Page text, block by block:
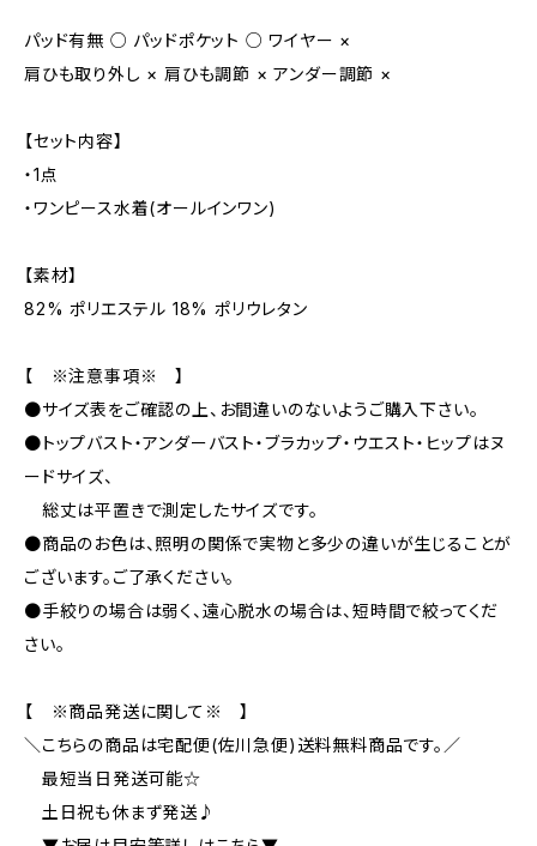
パッド有無 ○ パッドポケット ○ ワイヤー ×
肩ひも取り外し × 肩ひも調節 × アンダー調節 ×
【セット内容】
・1点
・ワンピース水着(オールインワン)
【素材】
82% ポリエステル 18% ポリウレタン
【 ※注意事項※ 】
●サイズ表をご確認の上、お間違いのないようご購入下さい。
●トップバスト・アンダーバスト・ブラカップ・ウエスト・ヒップはヌ
ードサイズ、
総丈は平置きで測定したサイズです。
●商品のお色は、照明の関係で実物と多少の違いが生じることが
ございます。ご了承ください。
●手絞りの場合は弱く、遠心脱水の場合は、短時間で絞ってくだ
さい。
【 ※商品発送に関して※ 】
＼こちらの商品は宅配便(佐川急便)送料無料商品です。／
最短当日発送可能☆
土日祝も休まず発送♪